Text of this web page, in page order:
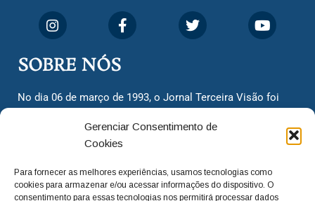
Gerenciar Consentimento de
Cookies
Para fornecer as melhores experiências, usamos tecnologias como
cookies para armazenar e/ou acessar informações do dispositivo. O
consentimento para essas tecnologias nos permitirá processar dados
SOBRE NÓS
No dia 06 de março de 1993, o Jornal Terceira Visão foi
cidadãos valinhenses, já que naquela época só existiam
dois jornais. Há mais de 30 anos, o jornal continua
com o foco de trazer as melhores notícias. Nunca
deixamos de lado as necessidades do cidadão, sempre